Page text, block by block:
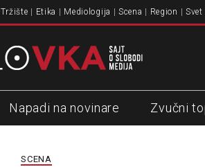
Tržište Etika Mediologija Scena Region Svet
Napadi na novinare Zvučni
SCENA